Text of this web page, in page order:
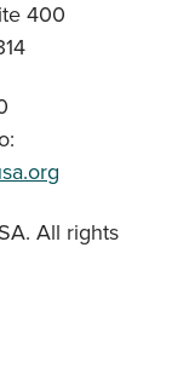
400
All rights